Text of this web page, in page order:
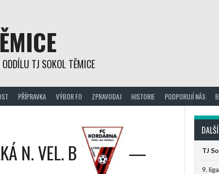
TJ SOKOL TĚMICE
PŘÍPRAVKA VÝBOR FO ZPRAVODAJ HISTORIE PODPORUJÍ NÁS
N. VEL. B — TJ
9.